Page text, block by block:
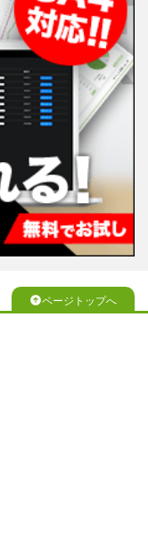
ページトップへ